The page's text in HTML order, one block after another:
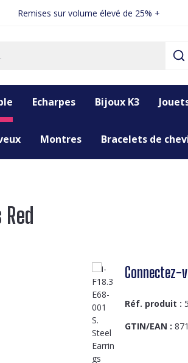
Remises sur volume élevé de 25% +
Echarpes Bijoux K3
Montres Bracelets de
Connectez-
Réf. produit :
GTIN/EAN :